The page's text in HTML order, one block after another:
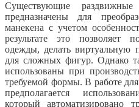
Существующие
предназначены для
манекена с учетом
результате это позволяет
одежды, делать виртуальную
для сложных фигур. Однако
использованы при
требуемой формы. В работе
предполагается
который автоматизировано